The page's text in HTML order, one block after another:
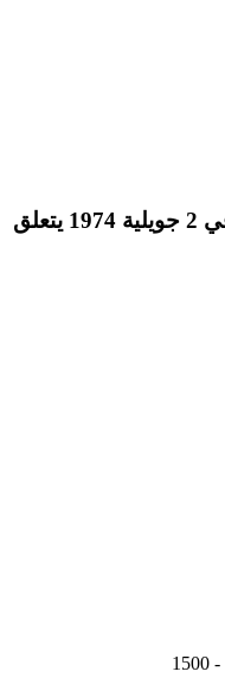
قانون عدد 60 لسنة 1974 مؤرخ في 2 جويلية 1974 يتعلق